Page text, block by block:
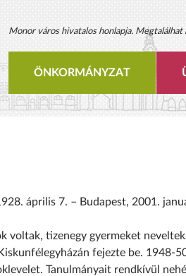
Monor város hivatalos honlapja.
ÖNKORMÁNYZAT
április 7. – Budapest, 2001.
voltak, tizenegy gyermeket
fejezte be. 1948-
Tanulmányait rendkívül